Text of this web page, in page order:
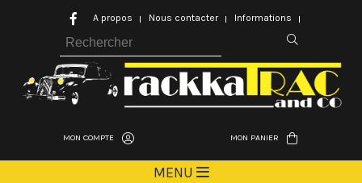
MON COMPTE MON PANIER
MENU
A propos Nous contacter Informations